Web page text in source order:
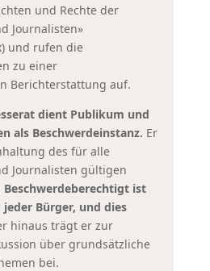
und Rechte der
Journalisten»
und rufen die
zu einer
Berichterstattung auf.
dient Publikum und
als Beschwerdeinstanz. Er
des für alle
Journalisten gültigen
Beschwerdeberechtigt ist
Bürger, und dies
hinaus trägt er zur
über grundsätzliche
bei.